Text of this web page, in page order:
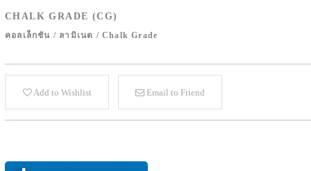
CHALK GRADE (CG)
คอลเล็กชัน / ลามิเนต / Chalk Grade
Add to Wishlist Email to Friend